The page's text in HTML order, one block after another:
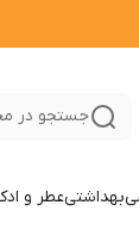
جستجو در
بهداشتیعطر و